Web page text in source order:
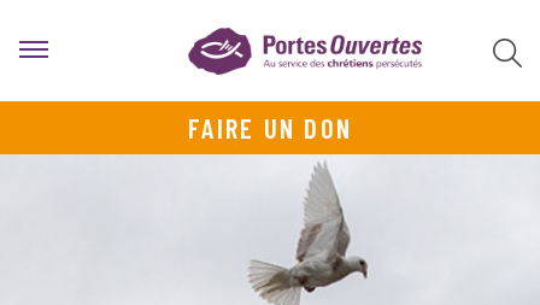
FAIRE UN DON